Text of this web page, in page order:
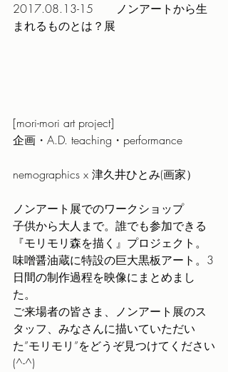
2017.08.13-15　　ノンアートから生
まれるものとは？展
[mori-mori art project]
企画・A.D. teaching・performance
nemographics x 津久井ひとみ(画家）
ノンアート展でのワークショップ
子供から大人まで。誰でも参加できる
『モリモリ森を描く』プロジェクト。
味噌醤油蔵に特設の巨大黒板アート。3
日間の制作過程を映像にまとめまし
た。
ご来場者の皆さま、ノンアート展のス
タッフ、みなさんに描いていただい
た”モリモリ”をどうぞ見つけてください
(^-^)